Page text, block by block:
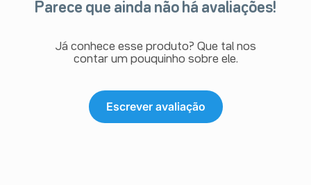
Parece que ainda não há avaliações!
Já conhece esse produto? Que tal nos
contar um pouquinho sobre ele.
Escrever avaliação